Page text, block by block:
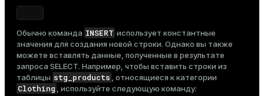
    DISTRIBUTED
INSERT INTO
VALUES (1, 'Laptop', 'Electronics', 1200.00
       (
2, 'Headphones', 'Electronics', 150.00
       (
3, 'Smartphone', 'Electronics',
       (
4, 'Coffee Maker', 'Home', 85.00
Обычно команда INSERT использует константные
значения для создания новой строки. Однако вы также
можете вставлять данные, полученные в результате
запроса SELECT. Например, чтобы вставить строки из
таблицы stg_products , относящиеся к категории
Clothing , используйте следующую команду: